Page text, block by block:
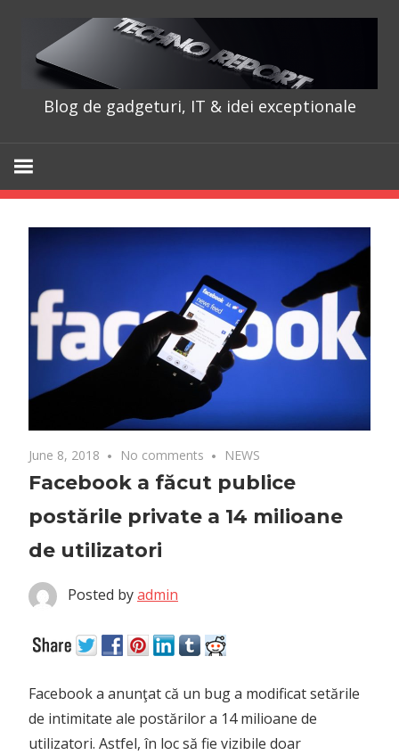
content
Blog de gadgeturi, IT & idei exceptionale
June 8, 2018 No comments NEWS
Facebook a făcut publice
postările private a 14 milioane
de utilizatori
Posted byadmin
Facebook a anunţat că un bug a modificat setările
de intimitate ale postărilor a 14 milioane de
utilizatori. Astfel, în loc să fie vizibile doar